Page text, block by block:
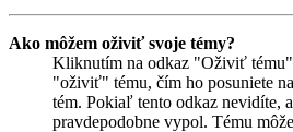
Ako môžem oživiť svoje témy?
Kliknutím na odkaz "Oživiť
"oživiť" tému, čím ho posuniete
tém. Pokiaľ tento odkaz nevidíte,
pravdepodobne vypol. Tému